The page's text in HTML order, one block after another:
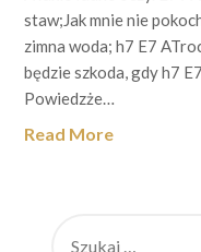
staw;Jak mnie nie
zimna woda; h7 E7
będzie szkoda, gdy h7
Powiedzże…
Read More